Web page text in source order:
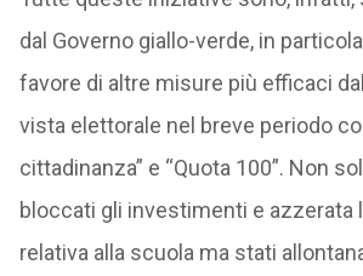
dal Governo giallo-verde, in
favore di altre misure più efficaci
vista elettorale nel breve periodo
cittadinanza” e “Quota 100”. Non
bloccati gli investimenti e azzerata
relativa alla scuola ma stati